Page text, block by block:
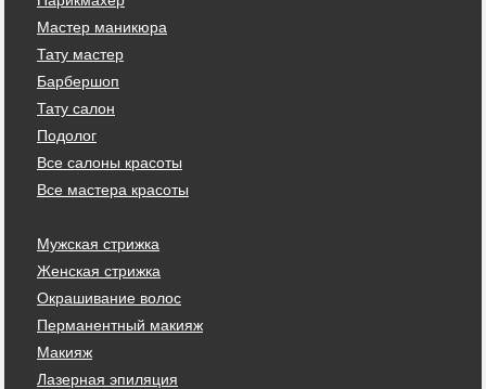
Мастер маникюра
Тату мастер
Барбершоп
Тату салон
Подолог
Все салоны красоты
Все мастера красоты
Мужская стрижка
Женская стрижка
Окрашивание волос
Перманентный макияж
Макияж
Лазерная эпиляция